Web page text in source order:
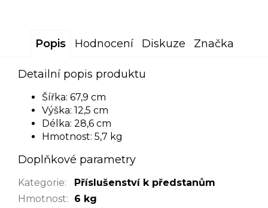
Popis Hodnocení Diskuze Značka
Detailní popis produktu
Šířka: 67,9 cm
Výška: 12,5 cm
Délka: 28,6 cm
Hmotnost: 5,7 kg
Doplňkové parametry
Kategorie:
Příslušenství k předstanům
Hmotnost:
6 kg